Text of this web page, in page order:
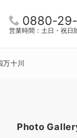
0880-
営業時間：土日・祝日
万十川
Photo